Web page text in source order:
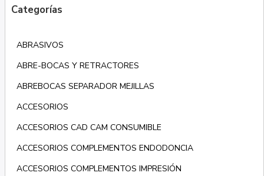
Categorías
ABRASIVOS
ABRE-BOCAS Y RETRACTORES
ABREBOCAS SEPARADOR MEJILLAS
ACCESORIOS
ACCESORIOS CAD CAM CONSUMIBLE
ACCESORIOS COMPLEMENTOS ENDODONCIA
ACCESORIOS COMPLEMENTOS IMPRESIÓN